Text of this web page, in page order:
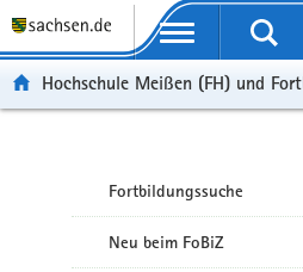
Portalübergreifende Navigation
Hochschule Meißen (FH) und
Fortbildungssuche
Neu beim FoBiZ